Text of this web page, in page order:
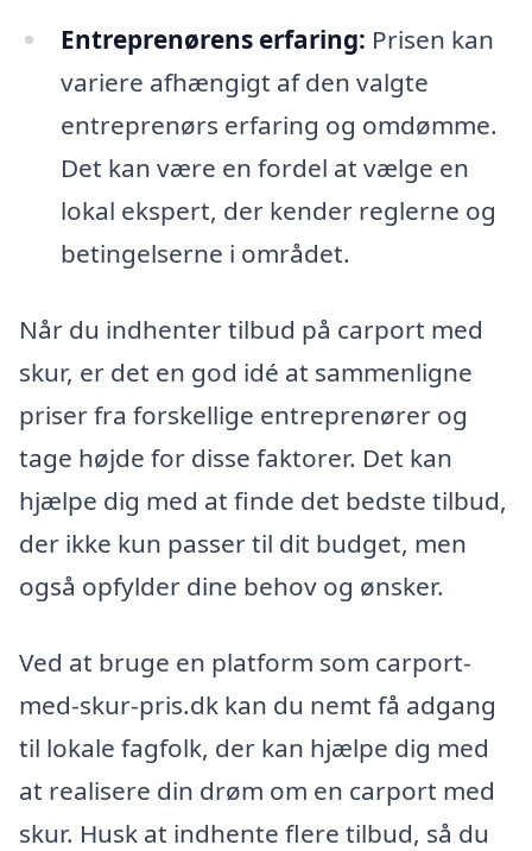
Entreprenørens erfaring: Prisen kan
variere afhængigt af den valgte
entreprenørs erfaring og omdømme.
Det kan være en fordel at vælge en
lokal ekspert, der kender reglerne og
betingelserne i området.
Når du indhenter tilbud på carport med
skur, er det en god idé at sammenligne
priser fra forskellige entreprenører og
tage højde for disse faktorer. Det kan
hjælpe dig med at finde det bedste tilbud,
der ikke kun passer til dit budget, men
også opfylder dine behov og ønsker.
Ved at bruge en platform som carport-
med-skur-pris.dk kan du nemt få adgang
til lokale fagfolk, der kan hjælpe dig med
at realisere din drøm om en carport med
skur. Husk at indhente flere tilbud, så du